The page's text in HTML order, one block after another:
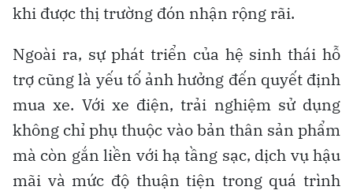
khi được thị trường đón nhận rộng rãi.
Ngoài ra, sự phát triển của hệ sinh thái hỗ
trợ cũng là yếu tố ảnh hưởng đến quyết định
mua xe. Với xe điện, trải nghiệm sử dụng
không chỉ phụ thuộc vào bản thân sản phẩm
mà còn gắn liền với hạ tầng sạc, dịch vụ hậu
mãi và mức độ thuận tiện trong quá trình